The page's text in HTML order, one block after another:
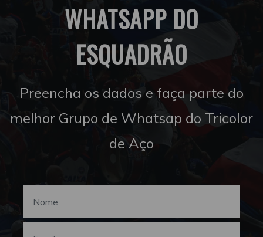
WHATSAPP DO
ESQUADRÃO
Preencha os dados e faça parte do
melhor Grupo de Whatsap do Tricolor
de Aço